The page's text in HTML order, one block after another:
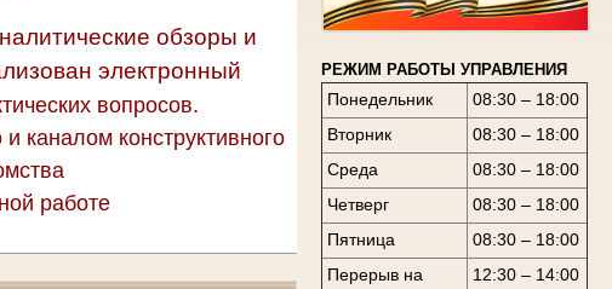
РЕЖИМ РАБОТЫ УПРАВЛЕНИЯ
Понедельник
08:30 – 18:00
Вторник
08:30 – 18:00
Среда
08:30 – 18:00
Четверг
08:30 – 18:00
Пятница
08:30 – 18:00
Перерыв на
12:30 – 14:00
обзоры и
электронный
вопросов.
каналом конструктивного
работе